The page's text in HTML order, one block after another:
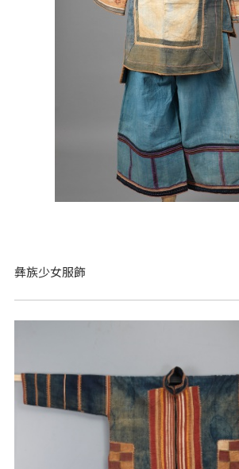
彝族少女服飾